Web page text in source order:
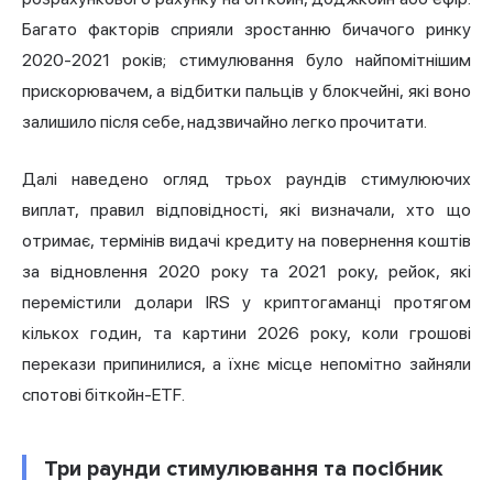
Багато факторів сприяли зростанню бичачого ринку
2020-2021 років; стимулювання було найпомітнішим
прискорювачем, а відбитки пальців у блокчейні, які воно
залишило після себе, надзвичайно легко прочитати.
Далі наведено огляд трьох раундів стимулюючих
виплат, правил відповідності, які визначали, хто що
отримає, термінів видачі кредиту на повернення коштів
за відновлення 2020 року та 2021 року, рейок, які
перемістили долари IRS у криптогаманці протягом
кількох годин, та картини 2026 року, коли грошові
перекази припинилися, а їхнє місце непомітно зайняли
спотові біткойн-ETF.
Три раунди стимулювання та посібник